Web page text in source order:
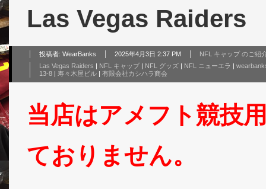
Las Vegas Raiders
投稿者: WearBanks 2025年4月3日 2:37 PM
NFL キャップ のご紹
Las Vegas Raiders | NFL キャップ | NFL グッズ | NFL ニューエラ |
13-8 | 寿々木屋ビル | 有限会社カシハラ商会
当店はアメフト競技
ておりません。